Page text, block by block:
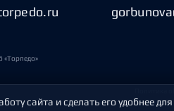
«Торпедо»
сайта и сделать его удобнее